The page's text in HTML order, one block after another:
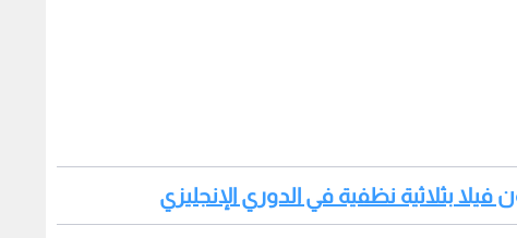
فيلا بثلاثية نظفية في الدوري الإنجليزي